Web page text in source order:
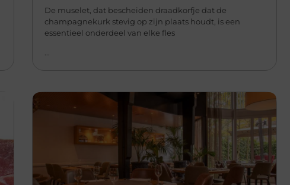
De muselet, dat bescheiden draadkorfje dat de
champagnekurk stevig op zijn plaats houdt, is een
essentieel onderdeel van elke fles
...